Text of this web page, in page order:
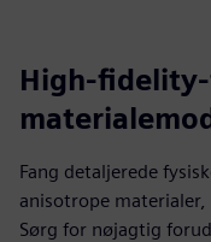
High-
Fang detaljerede
anisotrope
Sørg for nøjagtig